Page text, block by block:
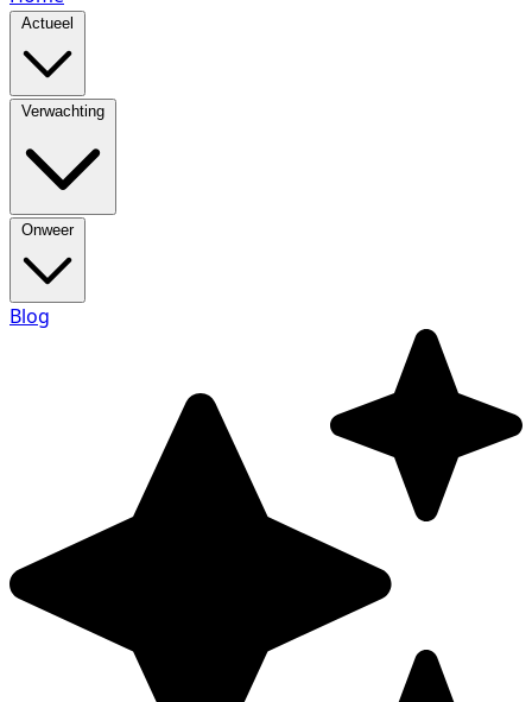
Actueel
Verwachting
Onweer
Blog